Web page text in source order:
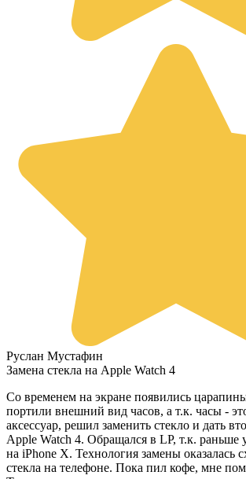
Руслан Мустафин
Замена стекла на Apple Watch 4
Со временем на экране появились
портили внешний вид часов, а т.к. часы -
аксессуар, решил заменить стекло и дать
Apple Watch 4. Обращался в LP, т.к. раньше
на iPhone X. Технология замены оказалась
стекла на телефоне. Пока пил кофе, мне